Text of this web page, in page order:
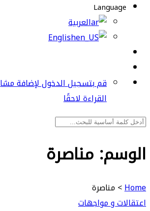
Language
العربية
English
قم بتسجيل الدخول لإضافة
القراءة لاحقًا
الوسم: مناصرة
Home
> مناصرة
اعتقالات و مواجهات